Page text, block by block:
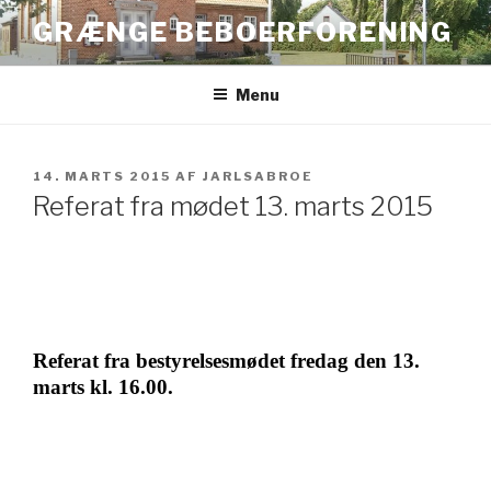
Videre
til
indhold
GRÆNGE BEBOERFORENING
Menu
UDGIVET
DEN
14. MARTS 2015 AF JARLSABROE
Referat fra mødet 13. marts 2015
Referat fra bestyrelsesmødet fredag den 13.
marts kl. 16.00.